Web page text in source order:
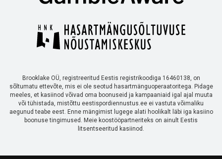
Brooklake OÜ, registreeritud Eestis registrikoodiga 16460138, on
sõltumatu ettevõte, mis ei ole seotud hasartmänguoperaatoritega. Pidage
meeles, et kasiinod võivad oma boonuseid ja kampaaniaid igal ajal muuta
või tühistada, mistõttu eestispordiennustus.ee ei vastuta võimaliku
aegunud teabe eest. Enne mängimist lugege alati hoolikalt läbi iga kasiino
boonuse tingimused. Meie koostööpartneriteks on ainult Eestis
litsentseeritud kasiinod.